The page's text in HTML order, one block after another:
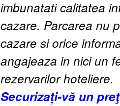
imbunatati calitatea
cazare. Parcarea nu
cazare si orice
angajeaza in nici un
rezervarilor hoteliere.
Securizați-vă un